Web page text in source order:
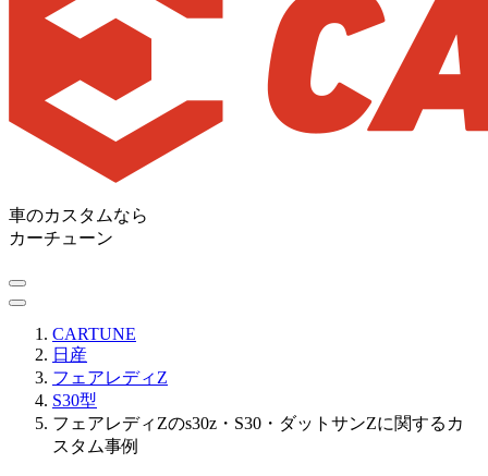
車のカスタムなら
カーチューン
CARTUNE
日産
フェアレディZ
S30型
フェアレディZのs30z・S30・ダットサンZに関するカ
スタム事例